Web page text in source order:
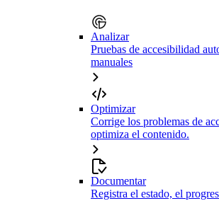
Analizar
Pruebas de accesibilidad
manuales
Optimizar
Corrige los problemas de
optimiza el contenido.
Documentar
Registra el estado, el